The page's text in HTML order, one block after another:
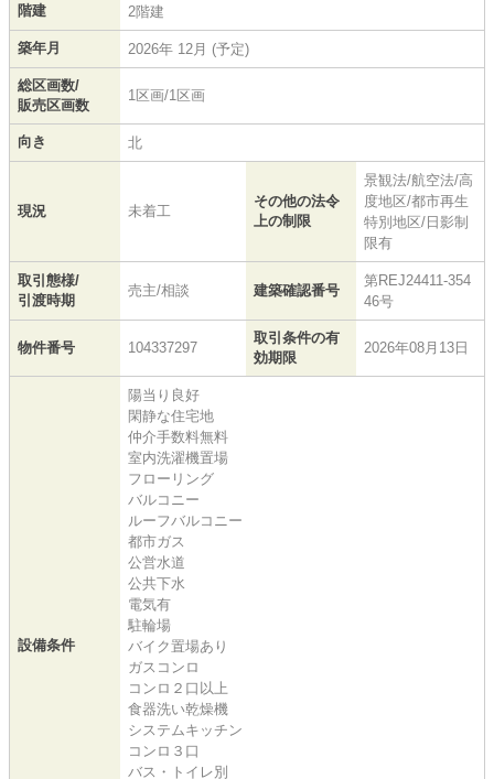
階建 2階建
築年月 2026年 12月 (予定)
総区画数/
販売区画数
1区画/1区画
向き 北
現況 未着工
その他の法令
上の制限
景観法/航空法/高
度地区/都市再生
特別地区/日影制
限有
取引態様/
引渡時期
売主/相談 建築確認番号
第REJ24411-354
46号
物件番号 104337297
取引条件の有
効期限
2026年08月13日
設備条件
陽当り良好
閑静な住宅地
仲介手数料無料
室内洗濯機置場
フローリング
バルコニー
ルーフバルコニー
都市ガス
公営水道
公共下水
電気有
駐輪場
バイク置場あり
ガスコンロ
コンロ２口以上
食器洗い乾燥機
システムキッチン
コンロ３口
バス・トイレ別